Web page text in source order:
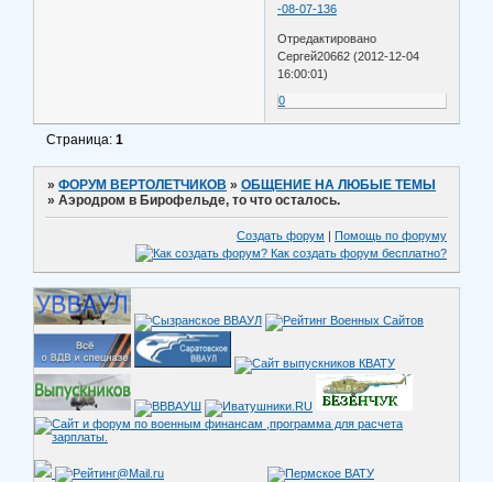
-08-07-136
Отредактировано
Сергей20662 (2012-12-04
16:00:01)
0
Страница:1
»ФОРУМ ВЕРТОЛЕТЧИКОВ »ОБЩЕНИЕ НА ЛЮБЫЕ ТЕМЫ
»Аэродром в Бирофельде, то что осталось.
Создать форум | Помощь по форуму